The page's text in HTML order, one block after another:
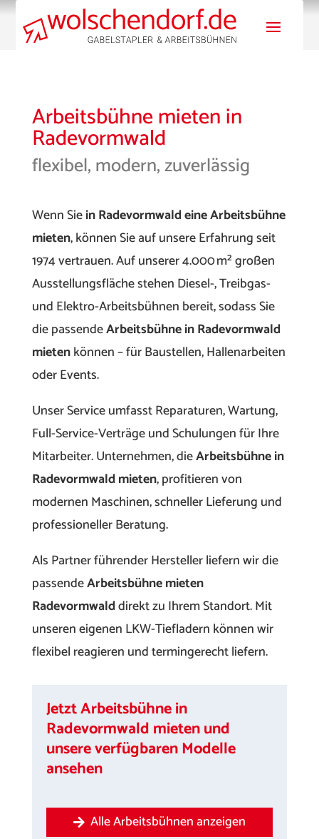
Arbeitsbühne mieten in
Radevormwald
flexibel, modern, zuverlässig
Wenn Siein Radevormwald eine Arbeitsbühne
mieten, können Sie auf unsere Erfahrung seit
1974 vertrauen. Auf unserer 4.000 m² großen
Ausstellungsfläche stehen Diesel-, Treibgas-
und Elektro-Arbeitsbühnen bereit, sodass Sie
die passendeArbeitsbühne in Radevormwald
mietenkönnen – für Baustellen, Hallenarbeiten
oder Events.
Unser Service umfasst Reparaturen, Wartung,
Full-Service-Verträge und Schulungen für Ihre
Mitarbeiter. Unternehmen, dieArbeitsbühne in
Radevormwald mieten, profitieren von
modernen Maschinen, schneller Lieferung und
professioneller Beratung.
Als Partner führender Hersteller liefern wir die
passendeArbeitsbühne mieten
Radevormwalddirekt zu Ihrem Standort. Mit
unseren eigenen LKW-Tiefladern können wir
flexibel reagieren und termingerecht liefern.
Jetzt Arbeitsbühne in
Radevormwald mieten und
unsere verfügbaren Modelle
ansehen
Alle Arbeitsbühnen anzeigen